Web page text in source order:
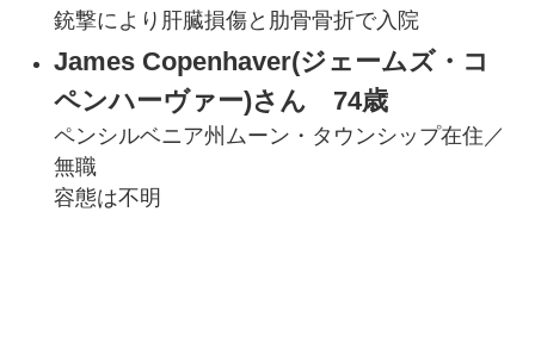
銃撃により肝臓損傷と肋骨骨折で入院
James Copenhaver(ジェームズ・コ
ペンハーヴァー)さん 74歳
ペンシルベニア州ムーン・タウンシップ在住／
無職
容態は不明